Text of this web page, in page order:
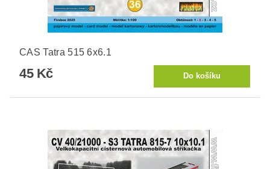
CAS Tatra 515 6x6.1
45 Kč